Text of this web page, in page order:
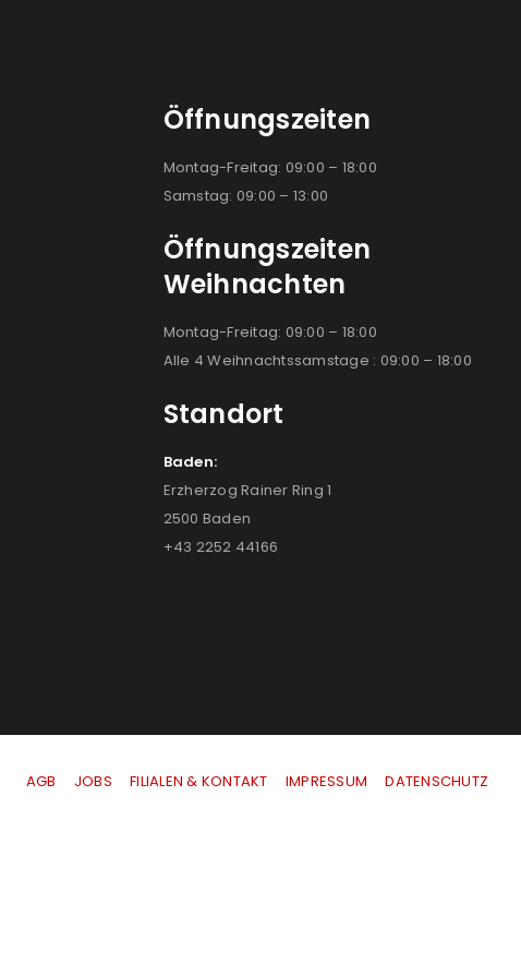
Öffnungszeiten
Montag-Freitag: 09:00 – 18:00
Samstag: 09:00 – 13:00
Öffnungszeiten
Weihnachten
Montag-Freitag: 09:00 – 18:00
Alle 4 Weihnachtssamstage : 09:00 – 18:00
Standort
Baden:
Erzherzog Rainer Ring 1
2500 Baden
+43 2252 44166
AGB JOBS FILIALEN & KONTAKT IMPRESSUM |DATENSCHUTZ